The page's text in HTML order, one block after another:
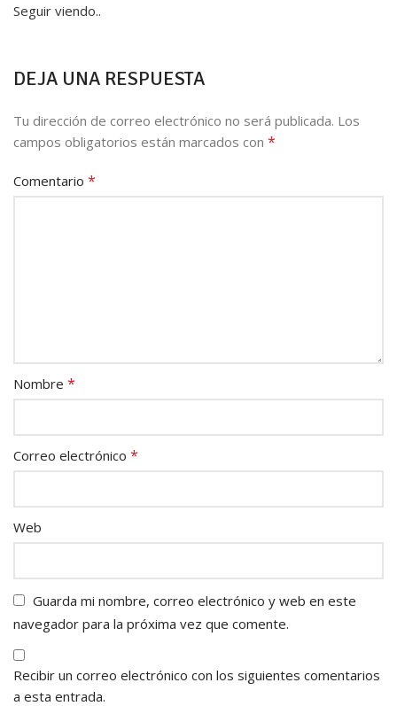
Seguir viendo..
DEJA UNA RESPUESTA
Tu dirección de correo electrónico no será publicada. Los
campos obligatorios están marcados con *
Comentario *
Nombre *
Correo electrónico *
Web
Guarda mi nombre, correo electrónico y web en este
navegador para la próxima vez que comente.
Recibir un correo electrónico con los siguientes comentarios
a esta entrada.